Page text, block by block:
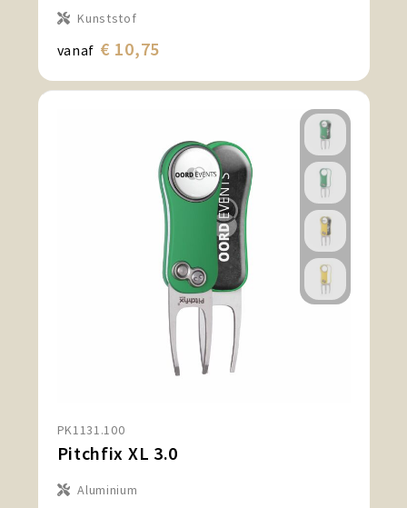
Kunststof
vanaf € 10,75
PK1131.100
Pitchfix XL 3.0
Aluminium